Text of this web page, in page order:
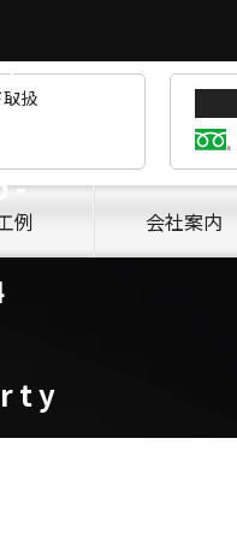
扱
例 会社案内
in